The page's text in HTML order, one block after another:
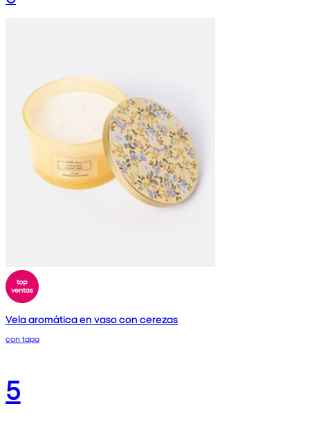
Vela aromática en vaso con cerezas
con tapa
5